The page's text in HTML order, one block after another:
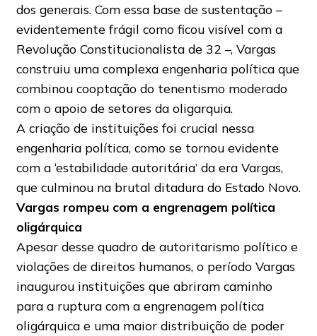
dos generais. Com essa base de sustentação –
evidentemente frágil como ficou visível com a
Revolução Constitucionalista de 32 –, Vargas
construiu uma complexa engenharia política que
combinou cooptação do tenentismo moderado
com o apoio de setores da oligarquia.
A criação de instituições foi crucial nessa
engenharia política, como se tornou evidente
com a ‘estabilidade autoritária’ da era Vargas,
que culminou na brutal ditadura do Estado Novo.
Vargas rompeu com a engrenagem política
oligárquica
Apesar desse quadro de autoritarismo político e
violações de direitos humanos, o período Vargas
inaugurou instituições que abriram caminho
para a ruptura com a engrenagem política
oligárquica e uma maior distribuição de poder